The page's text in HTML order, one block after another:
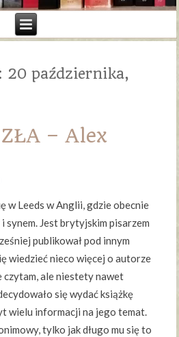
20 października,
– Alex
w Leeds w Anglii, gdzie obecnie
synem. Jest brytyjskim pisarzem
publikował pod innym
wiedzieć nieco więcej o autorze
czytam, ale niestety nawet
się wydać książkę
wielu informacji na jego temat.
tylko jak długo mu się to